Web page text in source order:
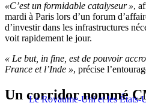
«C’est un formidable catalyseur »,
mardi à Paris lors d’un forum
d’investir dans les infrastructures
voit rapidement le jour.
« Le but, in fine, est de pouvoir
France et l’Inde », précise
Le Royaume-Uni et les États-
Un corridor nommé